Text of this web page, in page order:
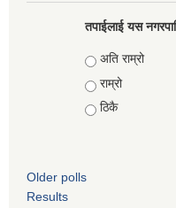
तपाईलाई यस
Choices
अति राम्रो
राम्रो
ठिकै
Older polls
Results